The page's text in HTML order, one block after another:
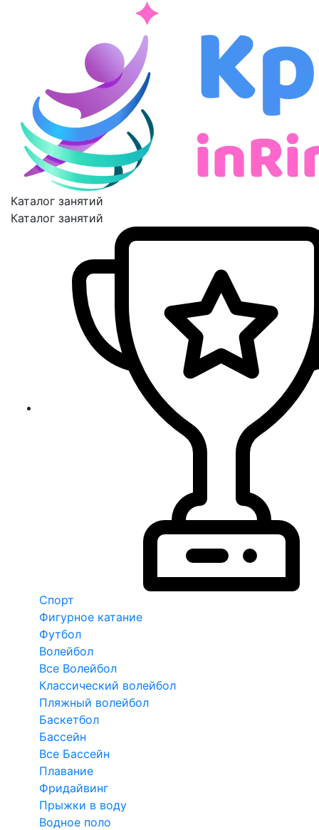
Каталог занятий
Каталог занятий
Спорт
Фигурное катание
Футбол
Волейбол
Все Волейбол
Классический волейбол
Пляжный волейбол
Баскетбол
Бассейн
Все Бассейн
Плавание
Фридайвинг
Прыжки в воду
Водное поло